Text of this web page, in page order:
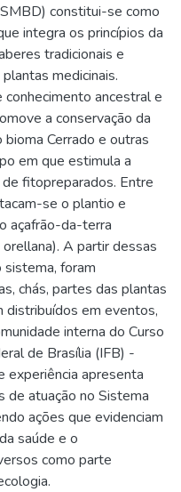
constitui-se como
integra os princípios da
tradicionais e
medicinais.
ancestral e
a conservação da
Cerrado e outras
em que estimula a
fitopreparados. Entre
se o plantio e
açafrão-da-terra
orellana). A partir dessas
foram
chás, partes das plantas
em eventos,
interna do Curso
de Brasília (IFB) -
experiência apresenta
de atuação no Sistema
ações que evidenciam
saúde e o
como parte